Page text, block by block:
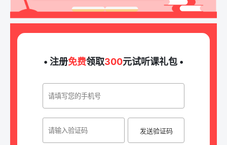
• 注册免费领取300元试听课礼包 •
发送验证码